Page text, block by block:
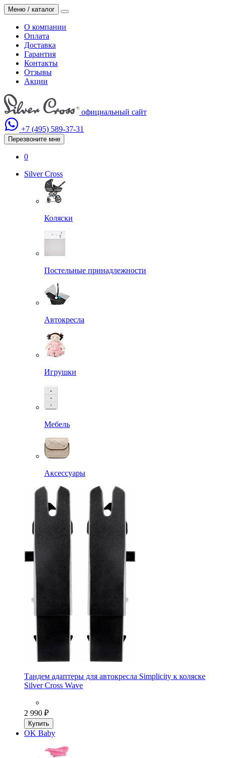
Меню / каталог
О компании
Оплата
Доставка
Гарантия
Контакты
Отзывы
Акции
официальный сайт
+7 (495) 589-37-31
Перезвоните мне
0
Silver Cross
Коляски
Постельные принадлежности
Автокресла
Игрушки
Мебель
Аксессуары
Тандем адаптеры для автокресла Simplicity к коляске
Silver Cross Wave
2 990 ₽
Купить
OK Baby